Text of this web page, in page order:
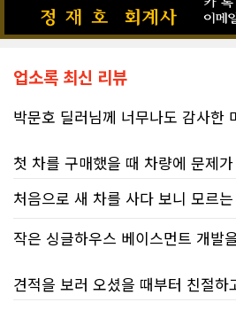
업소록 최신 리뷰
첫 차를 구매했을 때 차량에 문제가 너무 많아 고생했던 경험이 있어서, 이번에는 정말 신중하게 고민하고 꼼꼼하게 알아본 후 차를 구매하고 싶었습니다.
처음 차량을 선택하는 과정부터 저에게 맞는 차량을 추천해 주셨고, 그 차량의 장단점과 다양한 기능까지 하나하나 자세하게 설명해 주셔서 큰 도움이 되었습니다. 원래는 새 차를 받기
차량을 인수하는 날에도 시간이 오래 걸렸음에도 불구하고 모든 기능을 하나씩 직접 설명해 주시고, 앞으로 차량을 관리하면서 꼭 확인해야 할 부분과 유용
견적을 보러 오셨을 때부터 친절하고 꼼꼼하게 공간을 확인해 주셨고, 여러 옵션이 포함된 견적 금